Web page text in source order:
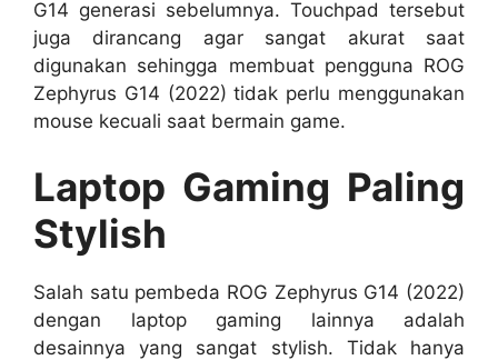
G14 generasi sebelumnya. Touchpad tersebut
juga dirancang agar sangat akurat saat
digunakan sehingga membuat pengguna ROG
Zephyrus G14 (2022) tidak perlu menggunakan
mouse kecuali saat bermain game.
Laptop Gaming Paling
Stylish
Salah satu pembeda ROG Zephyrus G14 (2022)
dengan laptop gaming lainnya adalah
desainnya yang sangat stylish. Tidak hanya